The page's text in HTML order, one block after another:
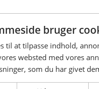
bruger
til at tilpasse indhold,
websted med vores
som du har givet